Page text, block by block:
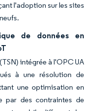
l'adoption sur les sites
de données en
intégrée à l'OPC UA
à une résolution de
une optimisation en
par des contraintes de